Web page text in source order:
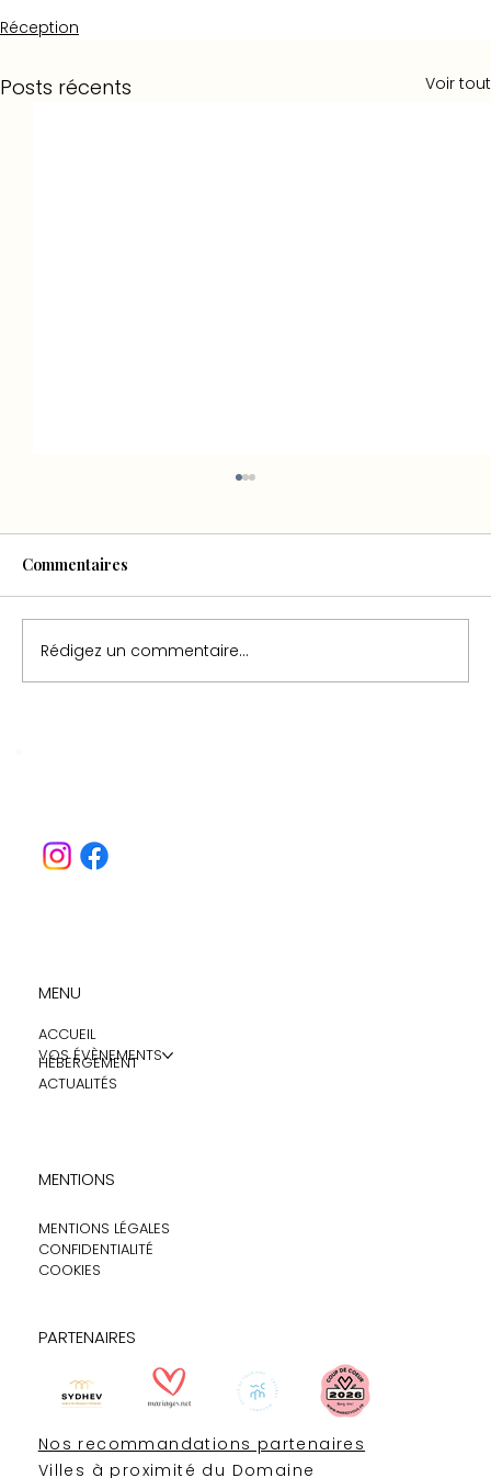
Réception
Posts récents Voir tout
Commentaires
Rédigez un commentaire...
MENU
ACCUEIL
VOS ÉVÈNEMENTS
HÉBERGEMENT
ACTUALITÉS
PARTENAIRES
Nos recommandations partenaires
Villes à proximité du Domaine
MENTIONS
MENTIONS LÉGALES
CONFIDENTIALITÉ
COOKIES